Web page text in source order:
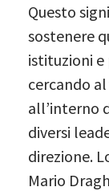
Questo
sostenere
istituzioni e
cercando
all’interno
diversi
direzione.
Mario